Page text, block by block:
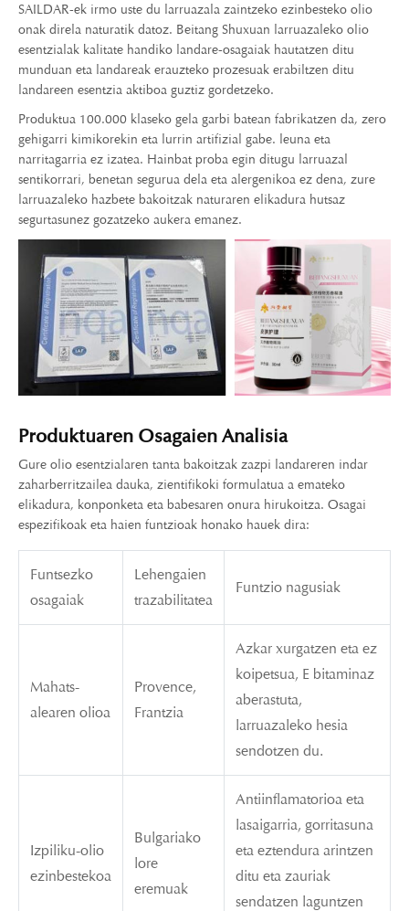
SAILDAR-ek irmo uste du larruazala zaintzeko ezinbesteko olio
onak direla naturatik datoz. Beitang Shuxuan larruazaleko olio
esentzialak kalitate handiko landare-osagaiak hautatzen ditu
munduan eta landareak erauzteko prozesuak erabiltzen ditu
landareen esentzia aktiboa guztiz gordetzeko.
Produktua 100.000 klaseko gela garbi batean fabrikatzen da, zero
gehigarri kimikorekin eta lurrin artifizial gabe. leuna eta
narritagarria ez izatea. Hainbat proba egin ditugu larruazal
sentikorrari, benetan segurua dela eta alergenikoa ez dena, zure
larruazaleko hazbete bakoitzak naturaren elikadura hutsaz
segurtasunez gozatzeko aukera emanez.
Produktuaren Osagaien Analisia
Gure olio esentzialaren tanta bakoitzak zazpi landareren indar
zaharberritzailea dauka, zientifikoki formulatua a emateko
elikadura, konponketa eta babesaren onura hirukoitza. Osagai
espezifikoak eta haien funtzioak honako hauek dira:
Funtsezko
osagaiak
Lehengaien
trazabilitatea
Funtzio nagusiak
Mahats-
alearen olioa
Provence,
Frantzia
Azkar xurgatzen eta ez
koipetsua, E bitaminaz
aberastuta,
larruazaleko hesia
sendotzen du.
Izpiliku-olio
ezinbestekoa
Bulgariako
lore
eremuak
Antiinflamatorioa eta
lasaigarria, gorritasuna
eta eztendura arintzen
ditu eta zauriak
sendatzen laguntzen